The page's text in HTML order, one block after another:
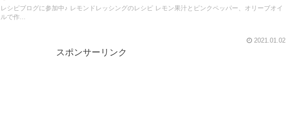
レシピブログに参加中♪ レモンドレッシングのレシピ レモン果汁とピンクペッパー、オリーブオイ
ルで作...
2021.01.02
スポンサーリンク